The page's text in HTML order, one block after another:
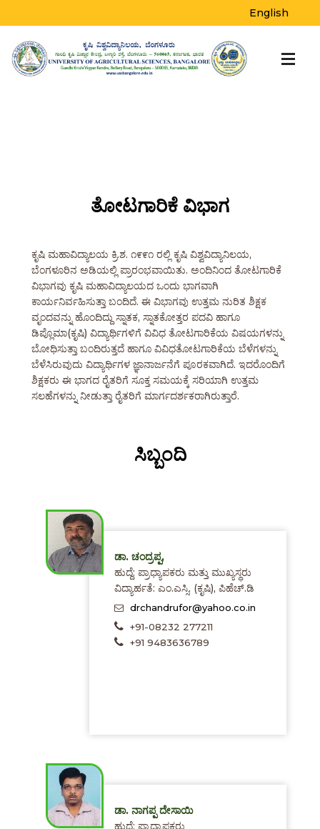
English
ತೋಟಗಾರಿಕೆ ವಿಭಾಗ
ಕೃಷಿ ಮಹಾವಿದ್ಯಾಲಯ ಕ್ರಿ.ಶ. ೧೯೯೧ ರಲ್ಲಿ ಕೃಷಿ ವಿಶ್ವವಿದ್ಯಾನಿಲಯ,
ಬೆಂಗಳೂರಿನ ಅಡಿಯಲ್ಲಿ ಪ್ರಾರಂಭವಾಯಿತು. ಅಂದಿನಿಂದ ತೋಟಗಾರಿಕೆ
ವಿಭಾಗವು ಕೃಷಿ ಮಹಾವಿದ್ಯಾಲಯದ ಒಂದು ಭಾಗವಾಗಿ
ಕಾರ್ಯನಿರ್ವಹಿಸುತ್ತಾ ಬಂದಿದೆ. ಈ ವಿಭಾಗವು ಉತ್ತಮ ನುರಿತ ಶಿಕ್ಷಕ
ವೃಂದವನ್ನು ಹೊಂದಿದ್ದು ಸ್ನಾತಕ, ಸ್ನಾತಕೋತ್ತರ ಪದವಿ ಹಾಗೂ
ಡಿಪ್ಲೊಮಾ(ಕೃಷಿ) ವಿದ್ಯಾರ್ಥಿಗಳಿಗೆ ವಿವಿಧ ತೋಟಗಾರಿಕೆಯ ವಿಷಯಗಳನ್ನು
ಬೋಧಿಸುತ್ತಾ ಬಂದಿರುತ್ತದೆ ಹಾಗೂ ವಿವಿಧತೋಟಗಾರಿಕೆಯ ಬೆಳೆಗಳನ್ನು
ಬೆಳೆಸಿರುವುದು ವಿದ್ಯಾರ್ಥಿಗಳ ಜ್ಞಾನಾರ್ಜನೆಗೆ ಪೂರಕವಾಗಿದೆ. ಇದರೊಂದಿಗೆ
ಶಿಕ್ಷಕರು ಈ ಭಾಗದ ರೈತರಿಗೆ ಸೂಕ್ತ ಸಮಯಕ್ಕೆ ಸರಿಯಾಗಿ ಉತ್ತಮ
ಸಲಹೆಗಳನ್ನು ನೀಡುತ್ತಾ ರೈತರಿಗೆ ಮಾರ್ಗದರ್ಶಕರಾಗಿರುತ್ತಾರೆ.
ಸಿಬ್ಬಂದಿ
ಡಾ. ಚಂದ್ರಪ್ಪ,
ಹುದ್ದೆ: ಪ್ರಾಧ್ಯಾಪಕರು ಮತ್ತು ಮುಖ್ಯಸ್ಥರು
ವಿದ್ಯಾರ್ಹತೆ: ಎಂ.ಎಸ್ಸಿ. (ಕೃಷಿ), ಪಿಹೆಚ್.ಡಿ
drchandrufor@yahoo.co.in
+91-08232 277211
+91 9483636789
ಡಾ. ನಾಗಪ್ಪ ದೇಸಾಯಿ
ಹುದ್ದೆ: ಪ್ರಾಧ್ಯಾಪಕರು